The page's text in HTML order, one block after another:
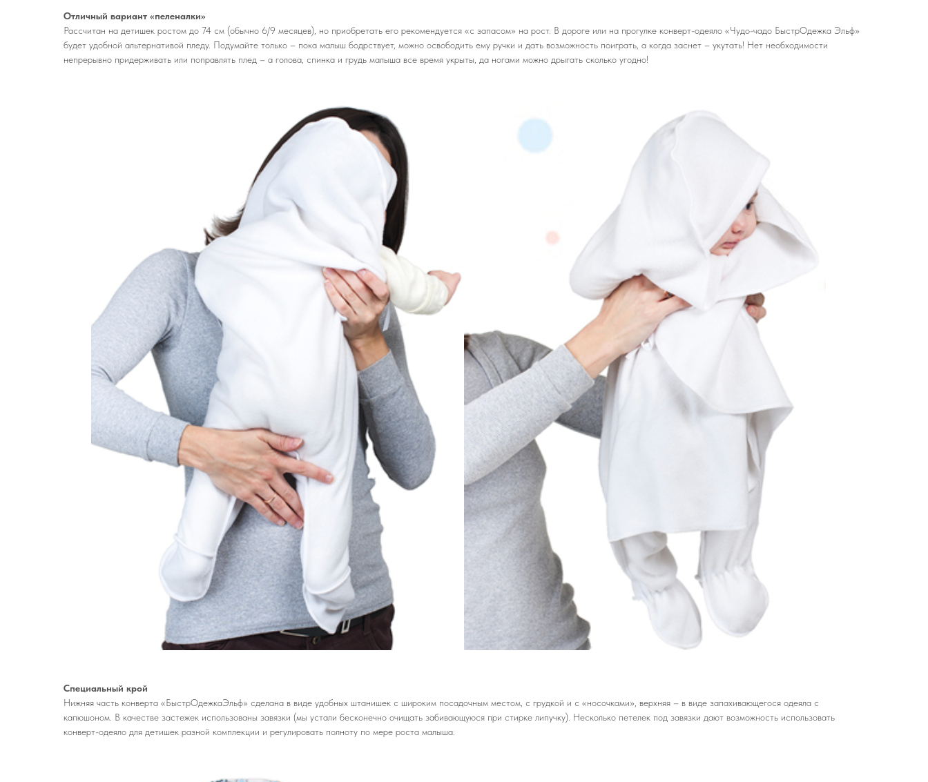
Отличный вариант «пеленалки»
Рассчитан на детишек ростом до 74 см (обычно 6/9 месяцев), но приобретать его рекомендуется «с запасом» на рост. В дороге или на прогулке конверт-одеяло «Чудо-чадо БыстрОдежка Эльф»
будет удобной альтернативой пледу. Подумайте только – пока малыш бодрствует, можно освободить ему ручки и дать возможность поиграть, а когда заснет – укутать! Нет необходимости
непрерывно придерживать или поправлять плед – а голова, спинка и грудь малыша все время укрыты, да ногами можно дрыгать сколько угодно!
Специальный крой
Нижняя часть конверта «БыстрОдежкаЭльф» сделана в виде удобных штанишек с широким посадочным местом, с грудкой и с «носочками», верхняя – в виде запахивающегося одеяла с
капюшоном. В качестве застежек использованы завязки (мы устали бесконечно очищать забивающуюся при стирке липучку). Несколько петелек под завязки дают возможность использовать
конверт-одеяло для детишек разной комплекции и регулировать полноту по мере роста малыша.